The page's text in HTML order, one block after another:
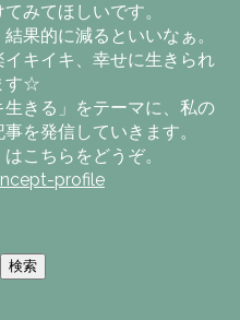
みてほしいです。
果的に減るといいなぁ。
キイキ、幸せに生きられ
す☆
きる」をテーマに、私の
を発信していきます。
こちらをどうぞ。
profile
検索